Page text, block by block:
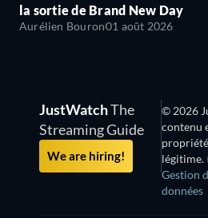
la sortie de Brand New Day
Aurélien Bouron01 août 2026
JustWatchThe
Streaming Guide
We are hiring!
© 2026
contenu
légitime.
Gestion
données